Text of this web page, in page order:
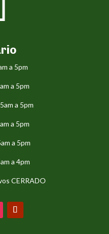
a 5pm
a 5pm
a 5pm
a 5pm
a 5pm
a 4pm
CERRADO